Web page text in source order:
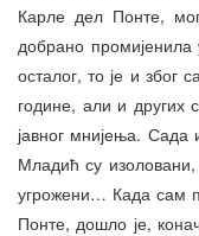
Карле дел Понте,
добрано
осталог, то је и због
године, али и других
јавног мнијења.
Младић су
угрожени… Када сам
Понте, дошло је,